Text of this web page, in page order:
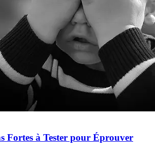
Fortes à Tester pour Éprouver